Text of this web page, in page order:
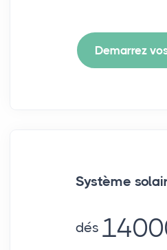
Demarrez
Système
dés